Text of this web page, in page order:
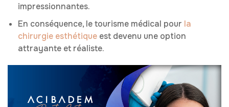
impressionnantes.
En conséquence, le tourisme médical pour la
chirurgie esthétique est devenu une option
attrayante et réaliste.